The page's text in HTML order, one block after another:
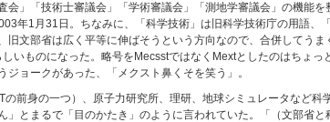
会」「技術士審議会」「学術審議会」「測地学審議会」の機能
年1月31日。ちなみに、「科学技術」は旧科学技術庁の用語、
旧文部省は広く平等に伸ばそうという方向なので、合併してう
いものになった。略号をMecsstではなくMextとしたのはちょ
ジョークがあった、「メクスト鼻くそを笑う」。
前身の一つ）、原子力研究所、理研、地球シミュレータなど
」とまるで「目のかたき」のように言われていた。「（文部省